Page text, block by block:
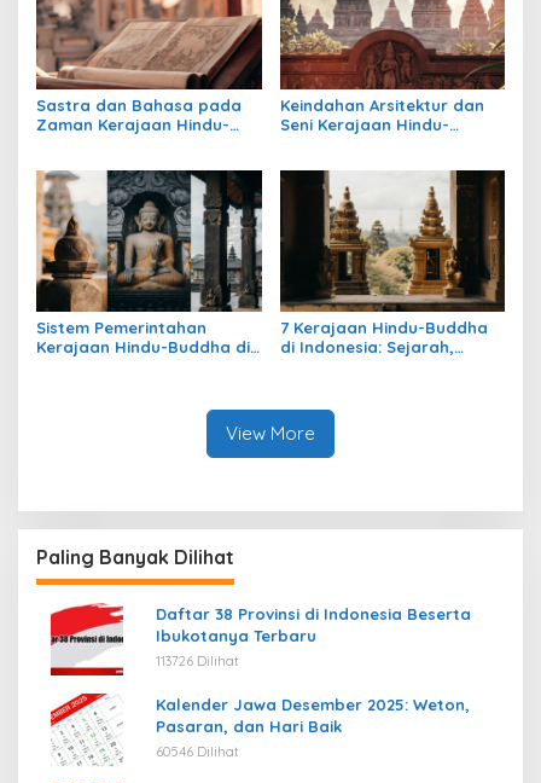
Sastra dan Bahasa pada
Zaman Kerajaan Hindu-
Keindahan Arsitektur dan
Seni Kerajaan Hindu-
Sistem Pemerintahan
Kerajaan Hindu-Buddha di
7 Kerajaan Hindu-Buddha
di Indonesia: Sejarah,
View More
Paling Banyak Dilihat
Daftar 38 Provinsi di Indonesia Beserta
Ibukotanya Terbaru
113726 Dilihat
Kalender Jawa Desember 2025: Weton,
Pasaran, dan Hari Baik
60546 Dilihat